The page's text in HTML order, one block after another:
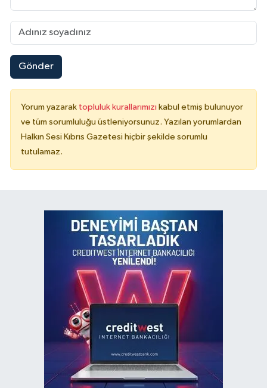
Gönder
Yorum yazarak topluluk kurallarımızı kabul etmiş bulunuyor
ve tüm sorumluluğu üstleniyorsunuz. Yazılan yorumlardan
Halkın Sesi Kıbrıs Gazetesi hiçbir şekilde sorumlu
tutulamaz.